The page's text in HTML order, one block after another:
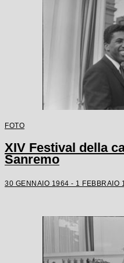
FOTO
XIV Festival della
Sanremo
30 GENNAIO 1964 - 1 FEBBRAIO